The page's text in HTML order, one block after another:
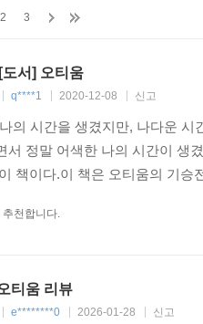
시간,
을 발견하게 된다
의가 온전히 내부로 향한다
거움을 느끼게 된다
겨난다
기를 갖게 된다
형이 이루어진다
2 3
[도서] 오티움
q****1 2020-12-08 신고
의 시간을 생겼지만, 나다운
서 정말 어색한 나의 시간이 생
책이다.이 책은 오티움의 기
천합니다.
티움 리뷰
e********0 2026-01-28 신고